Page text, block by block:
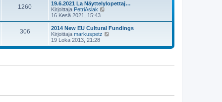
1260
19.6.2021 La Näyttelylopettaj…
Kirjoittaja PetriAslak
y
t
ä
u
s
v
i
16 Kesä 2021, 15:43
306
2014 New EU Cultural Fundings
Kirjoittaja markuspetz
y
19 Loka 2013, 21:28